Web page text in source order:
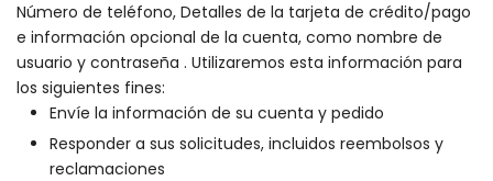
Número de teléfono, Detalles de la tarjeta de crédito/pago
e información opcional de la cuenta, como nombre de
usuario y contraseña . Utilizaremos esta información para
los siguientes fines:
Envíe la información de su cuenta y pedido
Responder a sus solicitudes, incluidos reembolsos y
reclamaciones